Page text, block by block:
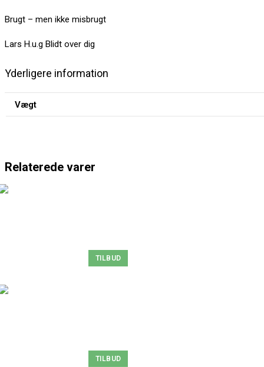
Brugt – men ikke misbrugt
Lars H.u.g Blidt over dig
Yderligere information
Vægt
Relaterede varer
TILBUD
TILBUD